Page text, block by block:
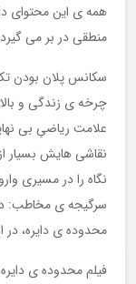
همه ی این محتوای
منطقی در بر می
سکانس پلان بودن
چرخه ی زندگی و بالا
علامت ریاضیِ بی
نقاشی هایش بسیار
نگاه را در مسیری
سرگیجه ی مخاطب:
محدوده ی دایره،
فیلم محدوده ی